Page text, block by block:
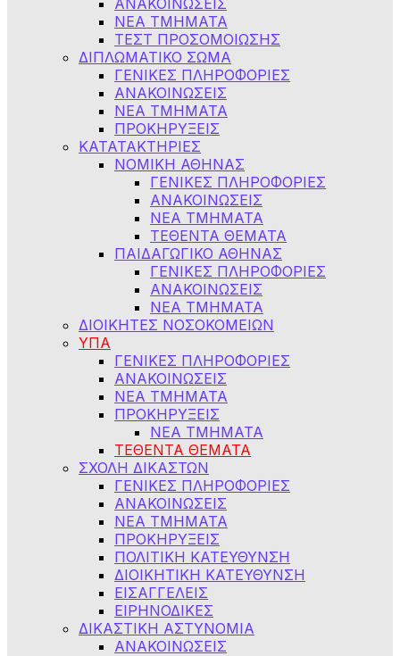
ΑΝΑΚΟΙΝΩΣΕΙΣ
ΝΕΑ ΤΜΗΜΑΤΑ
ΤΕΣΤ ΠΡΟΣΟΜΟΙΩΣΗΣ
ΔΙΠΛΩΜΑΤΙΚΟ ΣΩΜΑ
ΓΕΝΙΚΕΣ ΠΛΗΡΟΦΟΡΙΕΣ
ΑΝΑΚΟΙΝΩΣΕΙΣ
ΝΕΑ ΤΜΗΜΑΤΑ
ΠΡΟΚΗΡΥΞΕΙΣ
ΚΑΤΑΤΑΚΤΗΡΙΕΣ
ΝΟΜΙΚΗ ΑΘΗΝΑΣ
ΓΕΝΙΚΕΣ ΠΛΗΡΟΦΟΡΙΕΣ
ΑΝΑΚΟΙΝΩΣΕΙΣ
ΝΕΑ ΤΜΗΜΑΤΑ
ΤΕΘΕΝΤΑ ΘΕΜΑΤΑ
ΠΑΙΔΑΓΩΓΙΚΟ ΑΘΗΝΑΣ
ΓΕΝΙΚΕΣ ΠΛΗΡΟΦΟΡΙΕΣ
ΑΝΑΚΟΙΝΩΣΕΙΣ
ΝΕΑ ΤΜΗΜΑΤΑ
ΔΙΟΙΚΗΤΕΣ ΝΟΣΟΚΟΜΕΙΩΝ
ΥΠΑ
ΓΕΝΙΚΕΣ ΠΛΗΡΟΦΟΡΙΕΣ
ΑΝΑΚΟΙΝΩΣΕΙΣ
NEA TMHMATA
ΠΡΟΚΗΡΥΞΕΙΣ
ΝΕΑ ΤΜΗΜΑΤΑ
ΤΕΘΕΝΤΑ ΘΕΜΑΤΑ
ΣΧΟΛΗ ΔΙΚΑΣΤΩΝ
ΓΕΝΙΚΕΣ ΠΛΗΡΟΦΟΡΙΕΣ
ΑΝΑΚΟΙΝΩΣΕΙΣ
ΝΕΑ ΤΜΗΜΑΤΑ
ΠΡΟΚΗΡΥΞΕΙΣ
ΠΟΛΙΤΙΚΗ ΚΑΤΕΥΘΥΝΣΗ
ΔΙΟΙΚΗΤΙΚΗ ΚΑΤΕΥΘΥΝΣΗ
ΕΙΣΑΓΓΕΛΕΙΣ
ΕΙΡΗΝΟΔΙΚΕΣ
ΔΙΚΑΣΤΙΚΗ ΑΣΤΥΝΟΜΙΑ
ΑΝΑΚΟΙΝΩΣΕΙΣ